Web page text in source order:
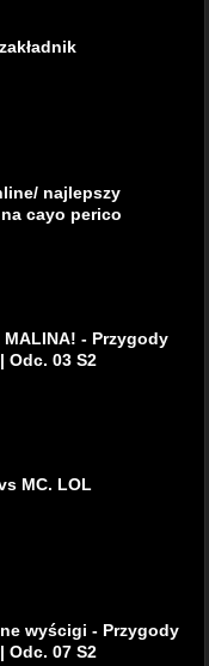
najlepszy
cayo perico
MALINA! - Przygody
Odc. 03 S2
MC. LOL
wyścigi - Przygody
Odc. 07 S2